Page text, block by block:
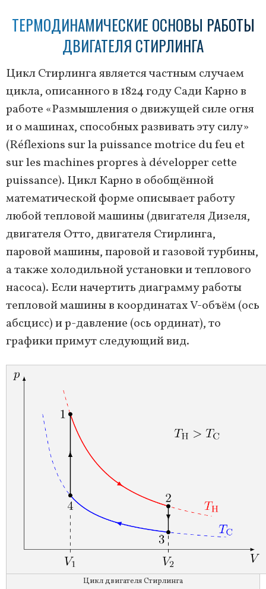
ТЕРМОДИНАМИЧЕСКИЕ ОСНОВЫ РАБОТЫ
ДВИГАТЕЛЯ СТИРЛИНГА
Цикл Стирлинга является частным случаем
цикла, описанного в 1824 году Сади Карно в
работе «Размышления о движущей силе огня
и о машинах, способных развивать эту силу»
(Réflexions sur la puissance motrice du feu et
sur les machines propres à développer cette
puissance). Цикл Карно в обобщённой
математической форме описывает работу
любой тепловой машины (двигателя Дизеля,
двигателя Отто, двигателя Стирлинга,
паровой машины, паровой и газовой турбины,
а также холодильной установки и теплового
насоса). Если начертить диаграмму работы
тепловой машины в координатах V-объём (ось
абсцисс) и p-давление (ось ординат), то
графики примут следующий вид.
Цикл двигателя Стирлинга